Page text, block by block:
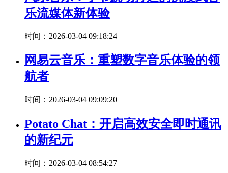
乐流媒体新体验
时间：2026-03-04 09:18:24
网易云音乐：重塑数字音乐体验的领
航者
时间：2026-03-04 09:09:20
Potato Chat：开启高效安全即时通讯
的新纪元
时间：2026-03-04 08:54:27